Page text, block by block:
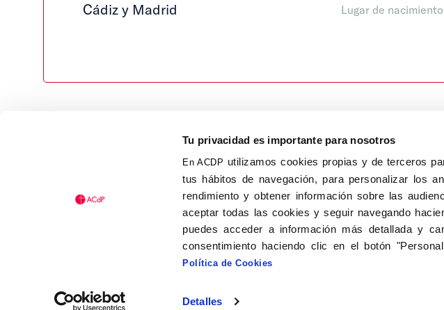
Tu privacidad es importante para nosotros
En ACDP utilizamos cookies propias y de terceros
tus hábitos de navegación, para personalizar los
rendimiento y obtener información sobre las
aceptar todas las cookies y seguir navegando
puedes acceder a información más detallada y
consentimiento haciendo clic en el botón
Política de Cookies
Detalles
Cádiz y Madrid Lugar de nacimiento
Calle Isaac Peral, 58 C.P.: 28040, Madrid
Tel (+34) 91 456 63 27
Fax: (+34) 91 535 19 98
acdp@acdp.es